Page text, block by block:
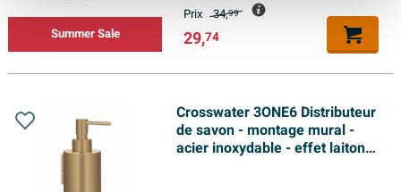
Summer Sale
Prix 34,99
29,74
Crosswater 3ONE6 Distributeur
de savon - montage mural -
acier inoxydable - effet laiton